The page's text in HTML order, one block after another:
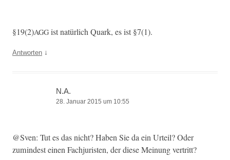
§19(2)AGG ist natür­lich Quark, es ist §7(1).
Antworten ↓
N.A.
28. Januar 2015 um 10:55
@Sven: Tut es das nicht? Haben Sie da ein Urteil? Oder
zumin­d­est einen Fachjuris­ten, der diese Mei­n­ung vertritt?